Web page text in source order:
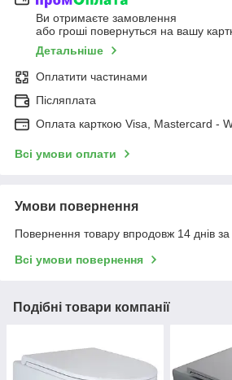
Ви отримаєте замовлення
або гроші повернуться на вашу
Детальніше
Оплатити частинами
Післяплата
Оплата карткою Visa, Mastercard -
Всі умови оплати
Умови повернення
Повернення товару впродовж 14 днів
Всі умови повернення
Подібні товари компанії